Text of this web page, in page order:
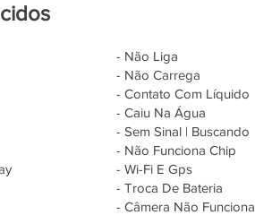
- Não Liga
- Não Carrega
- Contato Com Líquido
- Caiu Na Água
- Sem Sinal | Buscando
- Não Funciona Chip
- Wi-Fi E Gps
- Troca De Bateria
- Câmera Não Funciona